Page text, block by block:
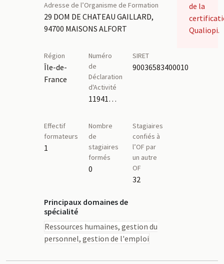
Adresse de l’Organisme de Formation
29 DOM DE CHATEAU GAILLARD,
94700 MAISONS ALFORT
Région
Île-de-
France
Numéro
de
Déclaration
d'Activité
11941215594
SIRET
90036583400010
Effectif
formateurs
1
Nombre
de
stagiaires
formés
0
Stagiaires
confiés à
l’OF par
un autre
OF
32
Principaux domaines de
spécialité
Ressources humaines, gestion du
personnel, gestion de l'emploi
de la
Qualiopi.